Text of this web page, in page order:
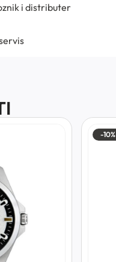
i distributer
-10%